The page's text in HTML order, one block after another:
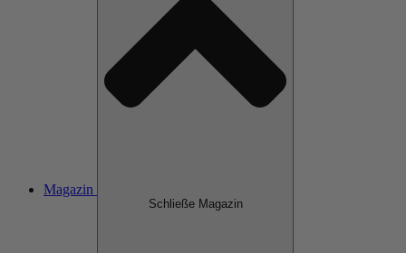
Magazin
Schließe Magazin